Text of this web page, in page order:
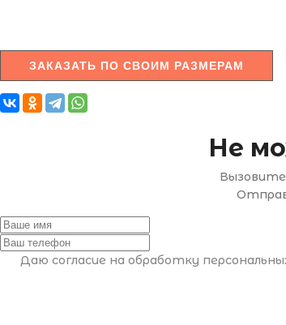
ЗАКАЗАТЬ ПО СВОИМ РАЗМЕРАМ
Не
Вызовите
Даю согласие на обработку